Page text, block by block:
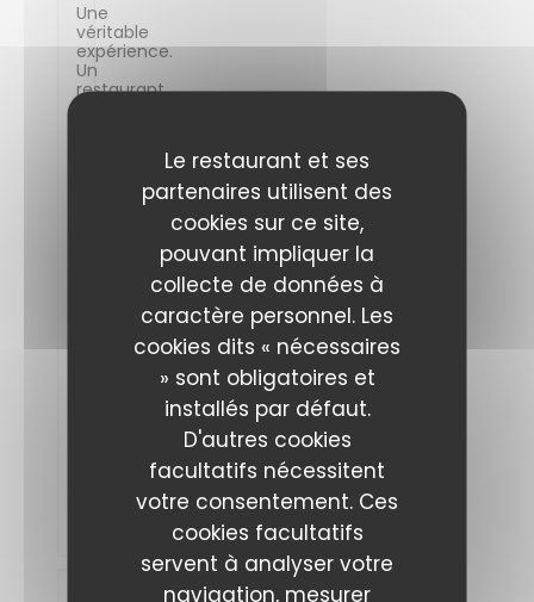
Le restaurant et ses
partenaires utilisent des
cookies sur ce site,
pouvant impliquer la
collecte de données à
caractère personnel. Les
cookies dits « nécessaires
» sont obligatoires et
installés par défaut.
D'autres cookies
facultatifs nécessitent
votre consentement. Ces
cookies facultatifs
servent à analyser votre
navigation, mesurer
Une
véritable
expérience.
Un
restaurant
raffinée
recommander